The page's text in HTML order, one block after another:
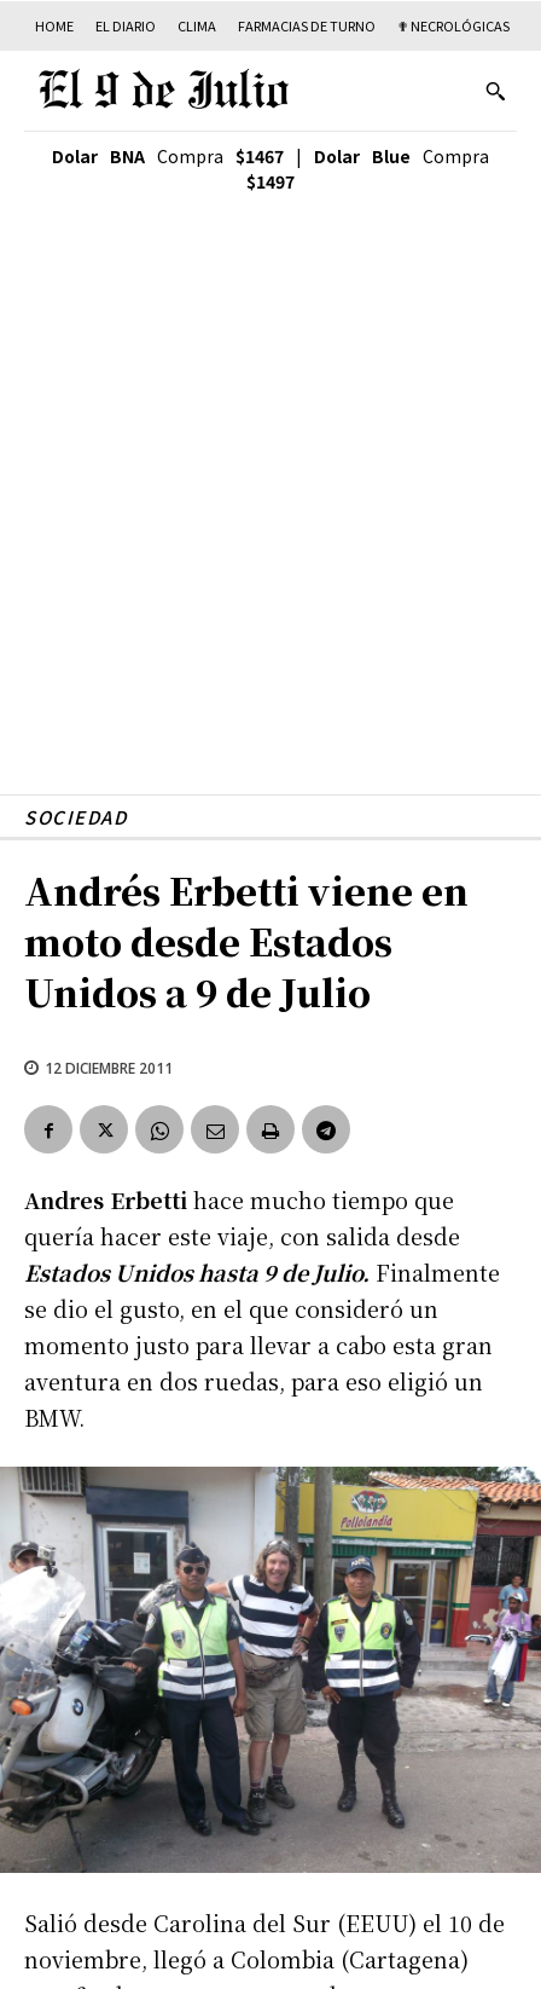
HOME EL DIARIO CLIMA FARMACIAS DE TURNO ✟ NECROLÓGICAS
Dolar BNA Compra $1467 | Dolar Blue Compra
$1497
SOCIEDAD
Andrés Erbetti viene en
moto desde Estados
Unidos a 9 de Julio
12 DICIEMBRE 2011
Andres Erbettihace mucho tiempo que
quería hacer este viaje, con salida desde
Estados Unidos hasta 9 de Julio. Finalmente
se dio el gusto, en el que consideró un
momento justo para llevar a cabo esta gran
aventura en dos ruedas, para eso eligió un
BMW.
Salió desde Carolina del Sur (EEUU) el 10 de
noviembre, llegó a Colombia (Cartagena)